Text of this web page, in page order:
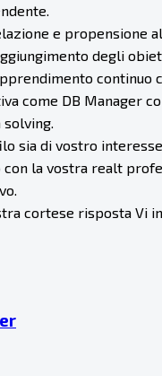
e propensione
degli
continuo
come DB Manager
sia di vostro
la vostra realt
cortese risposta Vi